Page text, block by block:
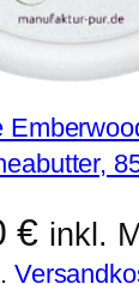
€ inkl.